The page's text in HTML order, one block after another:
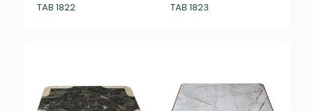
TAB 1822 TAB 1823